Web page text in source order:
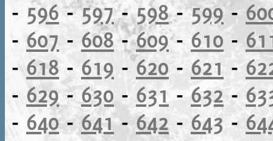
- 596-597-598-599-
- 607 - 608-609- 610 -
- 618 -619 -620 - 621 -
- 629-630 -631-632 -
- 640-641-642- 643 -